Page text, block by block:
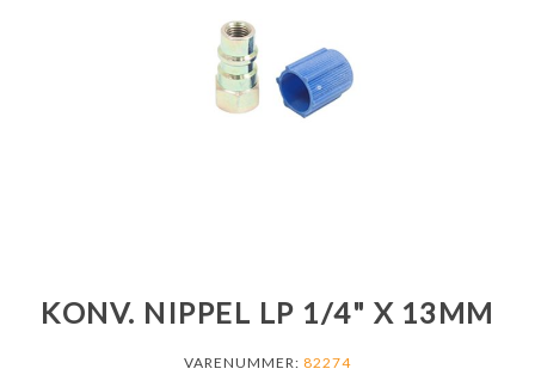
KONV. NIPPEL LP 1/4" X 13MM
VARENUMMER: 82274